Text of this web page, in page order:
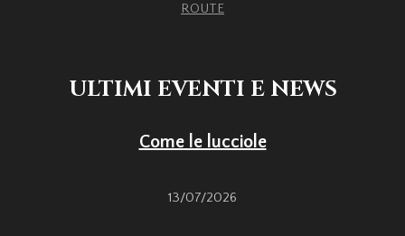
ROUTE
ULTIMI EVENTI E NEWS
Come le lucciole
13/07/2026